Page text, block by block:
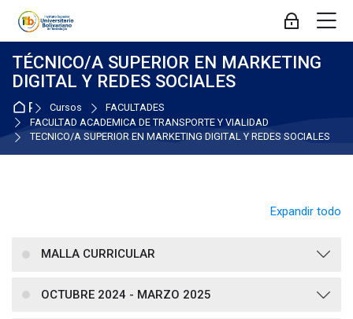
Skip to navigation
Skip to login form
Salta al contenido principal
Skip to accessibility options
Skip to footer
Skip accessibility options
Acceder
TÉCNICO/A SUPERIOR EN MARKETING
DIGITAL Y REDES SOCIALES
Página Principal
Cursos
FACULTADES
FACULTAD ACADEMICA DE TRANSPORTE Y VIALIDAD
TÉCNICO/A SUPERIOR EN MARKETING DIGITAL Y REDES SOCIALES
Expandir todo
MALLA CURRICULAR
OCTUBRE 2024 - MARZO 2025